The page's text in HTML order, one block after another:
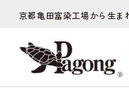
京都亀田富染工場から生ま